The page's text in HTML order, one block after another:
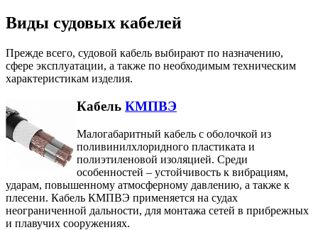
Виды судовых кабелей
Прежде всего, судовой кабель выбирают по назначению,
сфере эксплуатации, а также по необходимым техническим
характеристикам изделия.
Кабель КМПВЭ
Малогабаритный кабель с оболочкой из
поливинилхлоридного пластиката и
полиэтиленовой изоляцией. Среди
особенностей – устойчивость к вибрациям,
ударам, повышенному атмосферному давлению, а также к
плесени. Кабель КМПВЭ применяется на судах
неограниченной дальности, для монтажа сетей в прибрежных
и плавучих сооружениях.